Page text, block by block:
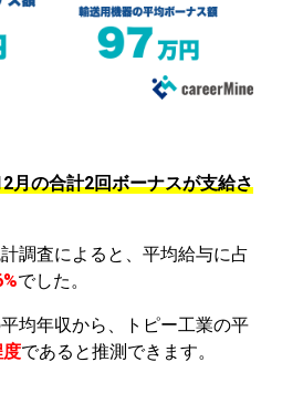
月の合計2回ボーナスが支給さ
調査によると、平均給与に占
でした。
均年収から、トピー工業の平
であると推測できます。